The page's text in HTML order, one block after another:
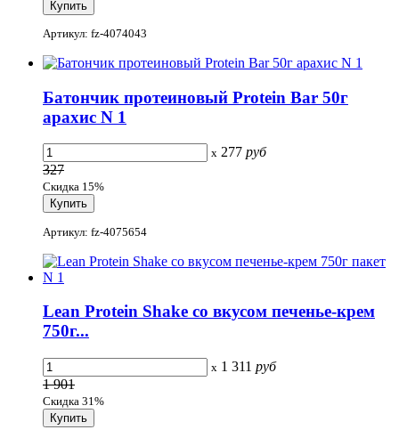
Артикул: fz-4074043
Батончик протеиновый Protein Bar 50г
арахис N 1
x 277 руб
327
Скидка 15%
Артикул: fz-4075654
Lean Protein Shake со вкусом печенье-крем
750г...
x 1 311 руб
1 901
Скидка 31%